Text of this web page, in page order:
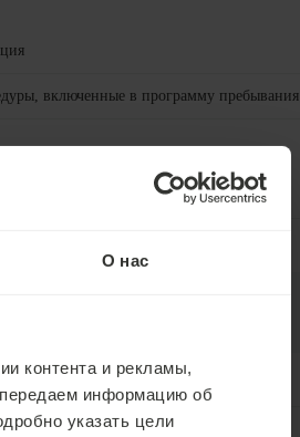
О нас
контента и рекламы,
информацию об
указать цели
включенные в программу пребывания